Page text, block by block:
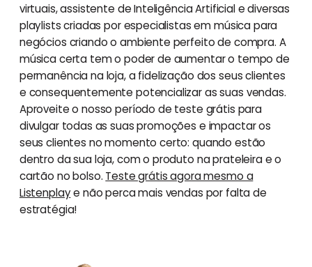
virtuais, assistente de Inteligência Artificial e diversas
playlists criadas por especialistas em música para
negócios criando o ambiente perfeito de compra. A
música certa tem o poder de aumentar o tempo de
permanência na loja, a fidelização dos seus clientes
e consequentemente potencializar as suas vendas.
Aproveite o nosso período de teste grátis para
divulgar todas as suas promoções e impactar os
seus clientes no momento certo: quando estão
dentro da sua loja, com o produto na prateleira e o
cartão no bolso. Teste grátis agora mesmo a
Listenplaye não perca mais vendas por falta de
estratégia!